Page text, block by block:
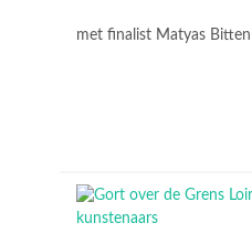
met finalist Matyas